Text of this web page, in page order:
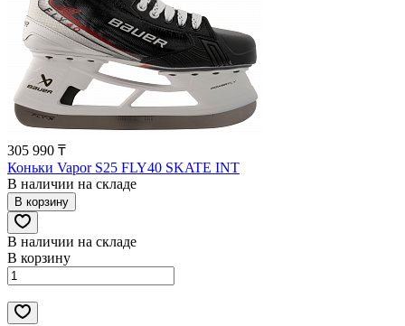
305 990 ₸
Коньки Vapor S25 FLY40 SKATE INT
В наличии на складе
В корзину
В наличии на складе
В корзину